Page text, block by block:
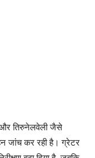
और तिरुनेलवेली जैसे
जांच कर रही है। ग्रेटर